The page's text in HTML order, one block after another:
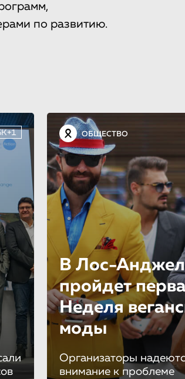
по развитию.
ОБЩЕСТВО
В Лос-
пройдет
Неделя
моды
Организаторы
внимание к проблеме